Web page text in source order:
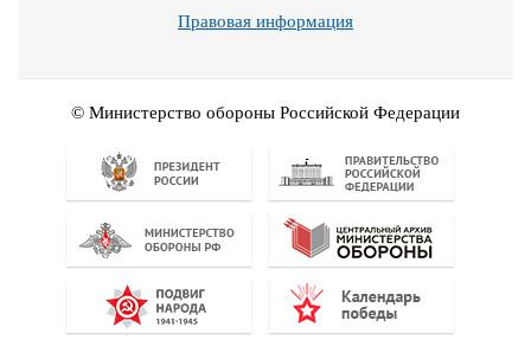
Правовая информация
© Министерство обороны Российской Федерации